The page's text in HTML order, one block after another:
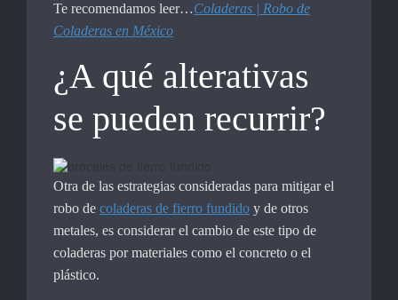
Te recomendamos leer…Coladeras | Robo de
Coladeras en México
¿A qué alterativas
se pueden recurrir?
Otra de las estrategias consideradas para mitigar el
robo de coladeras de fierro fundido y de otros
metales, es considerar el cambio de este tipo de
coladeras por materiales como el concreto o el
plástico.